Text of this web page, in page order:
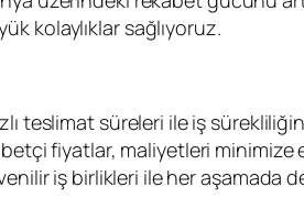
kolaylıklar sağlıyoruz.
teslimat süreleri ile iş
fiyatlar, maliyetleri minimize
iş birlikleri ile her aşamada